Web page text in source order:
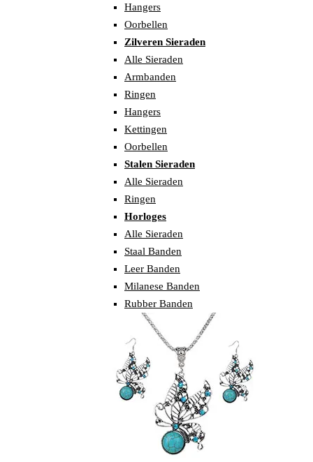
Hangers
Oorbellen
Zilveren Sieraden
Alle Sieraden
Armbanden
Ringen
Hangers
Kettingen
Oorbellen
Stalen Sieraden
Alle Sieraden
Ringen
Horloges
Alle Sieraden
Staal Banden
Leer Banden
Milanese Banden
Rubber Banden